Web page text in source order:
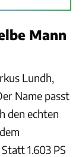
Mann
Lundh,
Name passt
den echten
1.603 PS